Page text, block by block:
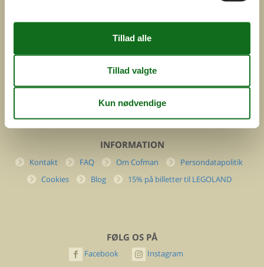
DK-7400 Herning
Cofman.com
Momsnr.: DK26347688
(+45) 7877 0427
INFORMATION
Kontakt FAQ Om Cofman
Persondatapolitik
Cookies
Blog 15% på billetter til LEGOLAND
FØLG OS PÅ
Facebook Instagram